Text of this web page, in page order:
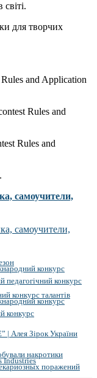
для творчих
Rules and Application
Rules and
Rules and
самоучители,
конкурс
конкурс
конкурс талантів
конкурс
конкурс
| Алея Зірок України
накротики
Industries
поражений